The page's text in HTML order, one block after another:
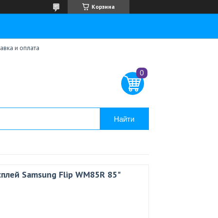
Корзина
и оплата
Найти
Samsung Flip WM85R 85"